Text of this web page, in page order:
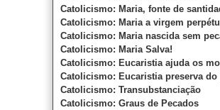
Catolicismo: Maria, fonte de
Catolicismo: Maria a virgem
Catolicismo: Maria nascida sem
Catolicismo: Maria Salva!
Catolicismo: Eucaristia ajuda os
Catolicismo: Eucaristia preserva do
Catolicismo: Transubstanciação
Catolicismo: Graus de Pecados